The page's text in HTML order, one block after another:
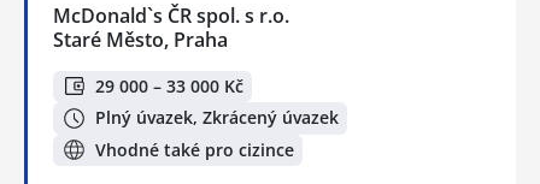
McDonald`s ČR spol. s r.o.
Staré Město, Praha
29 000 – 33 000 Kč
Plný úvazek, Zkrácený úvazek
Vhodné také pro cizince